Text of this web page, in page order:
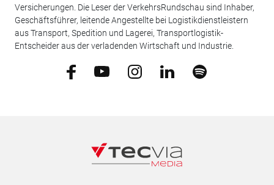
Versicherungen. Die Leser der VerkehrsRundschau sind Inhaber,
Geschäftsführer, leitende Angestellte bei Logistikdienstleistern
aus Transport, Spedition und Lagerei, Transportlogistik-
Entscheider aus der verladenden Wirtschaft und Industrie.